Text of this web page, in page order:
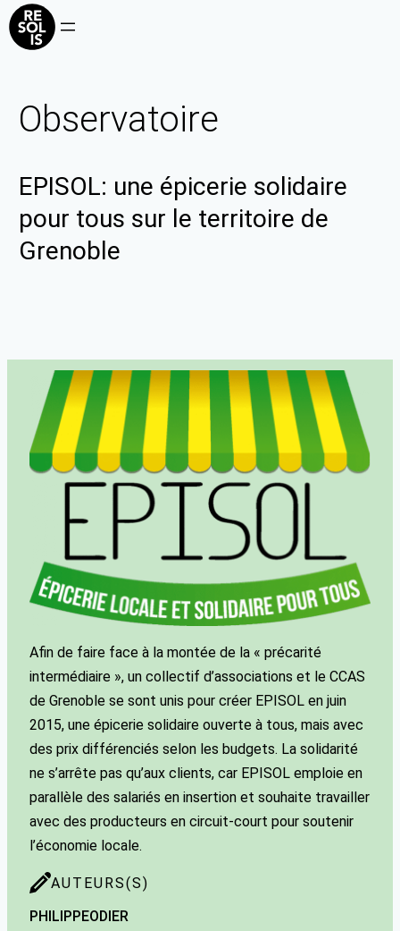
Observatoire
EPISOL: une épicerie solidaire
pour tous sur le territoire de
Grenoble
Afin de faire face à la montée de la « précarité
intermédiaire », un collectif d’associations et le CCAS
de Grenoble se sont unis pour créer EPISOL en juin
2015, une épicerie solidaire ouverte à tous, mais avec
des prix différenciés selon les budgets. La solidarité
ne s’arrête pas qu’aux clients, car EPISOL emploie en
parallèle des salariés en insertion et souhaite travailler
avec des producteurs en circuit-court pour soutenir
l’économie locale.
AUTEURS(S)
PHILIPPEODIER